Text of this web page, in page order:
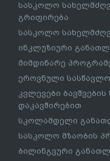
სასკოლო
გრიფირება
სასკოლო
ინკლუზიური
მიმდინარე
ეროვნული
კვლევები
დაკავშირებით
სკოლამდელი
სასკოლო მზაობის
ბილინგვური